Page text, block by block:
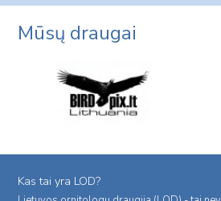
Mūsų draugai
Kas tai yra LOD?